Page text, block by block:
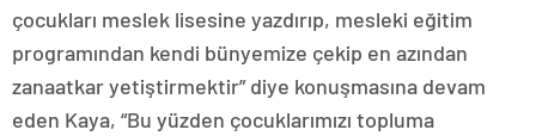
çocukları meslek lisesine yazdırıp, mesleki eğitim
programından kendi bünyemize çekip en azından
zanaatkar yetiştirmektir” diye konuşmasına devam
eden Kaya, “Bu yüzden çocuklarımızı topluma